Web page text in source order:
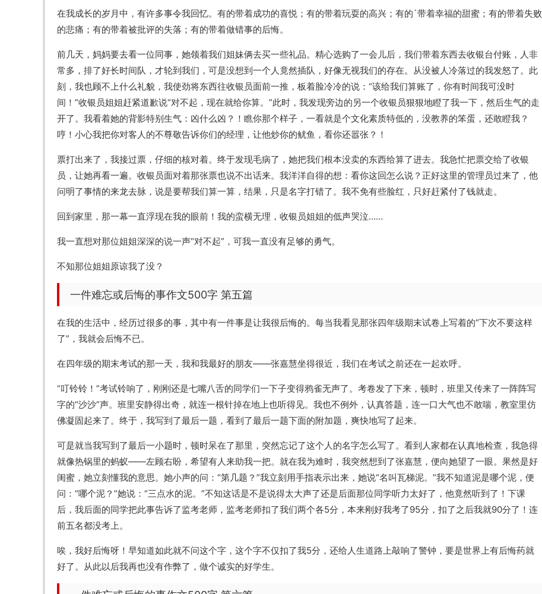
在我成长的岁月中，有许多事令我回忆。有的带着成功的喜悦；有的带着玩耍的高兴；有的`带着幸福的甜蜜；有的带着失败
的悲痛；有的带着被批评的失落；有的带着做错事的后悔。
前几天，妈妈要去看一位同事，她领着我们姐妹俩去买一些礼品。精心选购了一会儿后，我们带着东西去收银台付账，人非
常多，排了好长时间队，才轮到我们，可是没想到一个人竟然插队，好像无视我们的存在。从没被人冷落过的我发怒了。此
刻，我也顾不上什么礼貌，我使劲将东西往收银员面前一推，板着脸冷冷的说：“该给我们算账了，你有时间我可没时
间！”收银员姐姐赶紧道歉说“对不起，现在就给你算。”此时，我发现旁边的另一个收银员狠狠地瞪了我一下，然后生气的走
开了。我看着她的背影特别生气：凶什么凶？！瞧你那个样子，一看就是个文化素质特低的，没教养的笨蛋，还敢瞪我？
哼！小心我把你对客人的不尊敬告诉你们的经理，让他炒你的鱿鱼，看你还嚣张？！
票打出来了，我接过票，仔细的核对着。终于发现毛病了，她把我们根本没卖的东西给算了进去。我急忙把票交给了收银
员，让她再看一遍。收银员面对着那张票也说不出话来。我洋洋自得的想：看你这回怎么说？正好这里的管理员过来了，他
问明了事情的来龙去脉，说是要帮我们算一算，结果，只是名字打错了。我不免有些脸红，只好赶紧付了钱就走。
回到家里，那一幕一直浮现在我的眼前！我的蛮横无理，收银员姐姐的低声哭泣……
我一直想对那位姐姐深深的说一声“对不起”，可我一直没有足够的勇气。
不知那位姐姐原谅我了没？
一件难忘或后悔的事作文500字 第五篇
在我的生活中，经历过很多的事，其中有一件事是让我很后悔的。每当我看见那张四年级期末试卷上写着的“下次不要这样
了”，我就会后悔不已。
在四年级的期末考试的那一天，我和我最好的朋友——张嘉慧坐得很近，我们在考试之前还在一起欢呼。
“叮铃铃！”考试铃响了，刚刚还是七嘴八舌的同学们一下子变得鸦雀无声了。考卷发了下来，顿时，班里又传来了一阵阵写
字的“沙沙”声。班里安静得出奇，就连一根针掉在地上也听得见。我也不例外，认真答题，连一口大气也不敢喘，教室里仿
佛凝固起来了。终于，我写到了最后一题，看到了最后一题下面的附加题，爽快地写了起来。
可是就当我写到了最后一小题时，顿时呆在了那里，突然忘记了这个人的名字怎么写了。看到人家都在认真地检查，我急得
就像热锅里的蚂蚁——左顾右盼，希望有人来助我一把。就在我为难时，我突然想到了张嘉慧，便向她望了一眼。果然是好
闺蜜，她立刻懂我的意思。她小声的问：“第几题？”我立刻用手指表示出来，她说“名叫瓦梯泥。”我不知道泥是哪个泥，便
问：“哪个泥？”她说：“三点水的泥。”不知这话是不是说得太大声了还是后面那位同学听力太好了，他竟然听到了！下课
后，我后面的同学把此事告诉了监考老师，监考老师扣了我们两个各5分，本来刚好我考了95分，扣了之后我就90分了！连
前五名都没考上。
唉，我好后悔呀！早知道如此就不问这个字，这个字不仅扣了我5分，还给人生道路上敲响了警钟，要是世界上有后悔药就
好了。从此以后我再也没有作弊了，做个诚实的好学生。